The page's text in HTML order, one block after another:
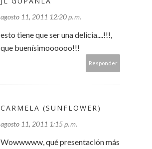
agosto 11, 2011 12:20 p. m.
esto tiene que ser una delicia....!!!,
que buenísimoooooo!!!
Responder
CARMELA (SUNFLOWER)
agosto 11, 2011 1:15 p. m.
Wowwwww, qué presentación más